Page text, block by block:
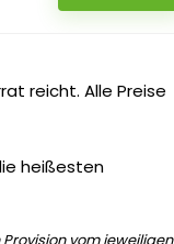
reicht. Alle Preise
heißesten
vom jeweiligen